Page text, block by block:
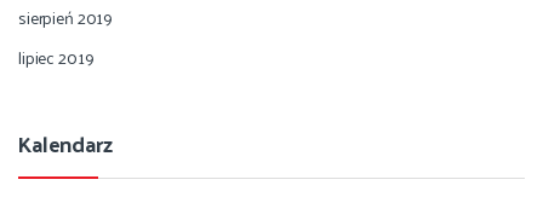
sierpień 2019
lipiec 2019
Kalendarz